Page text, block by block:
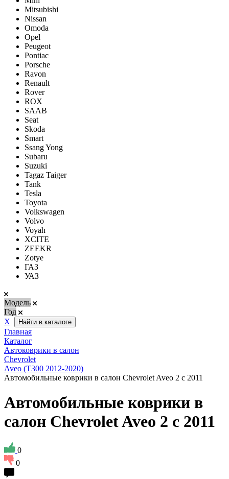
Mitsubishi
Nissan
Omoda
Opel
Peugeot
Pontiac
Porsсhe
Ravon
Renault
Rover
ROX
SAAB
Seat
Skoda
Smart
Ssang Yong
Subaru
Suzuki
Tagaz Taiger
Tank
Tesla
Toyota
Volkswagen
Volvo
Voyah
XCITE
ZEEKR
Zotye
ГАЗ
УАЗ
Модель
Год
Х
Найти в каталоге
Главная
Каталог
Автоковрики в салон
Chevrolet
Aveo (T300 2012-2020)
Автомобильные коврики в салон Chevrolet Aveo 2 с 2011
Автомобильные коврики в
салон Chevrolet Aveo 2 с 2011
0
0